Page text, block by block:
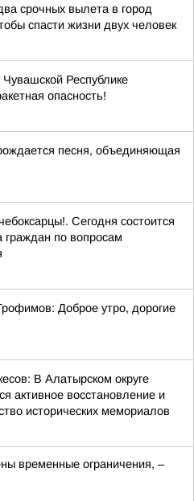
срочных вылета в город
спасти жизни двух человек
Республике
опасность!
песня, объединяющая
Сегодня состоится
граждан по вопросам
Доброе утро, дорогие
В Алатырском округе
активное восстановление и
исторических мемориалов
временные ограничения, –